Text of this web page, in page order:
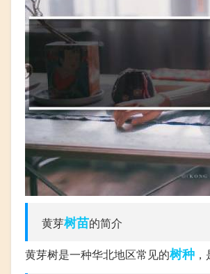
黄芽树苗的简介
黄芽树是一种华北地区常见的树种